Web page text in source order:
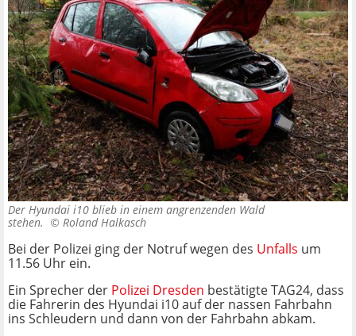
Der Hyundai i10 blieb in einem angrenzenden Wald
stehen. © Roland Halkasch
Bei der Polizei ging der Notruf wegen des Unfalls um
11.56 Uhr ein.
Ein Sprecher der Polizei Dresden bestätigte TAG24, dass
die Fahrerin des Hyundai i10 auf der nassen Fahrbahn
ins Schleudern und dann von der Fahrbahn abkam.